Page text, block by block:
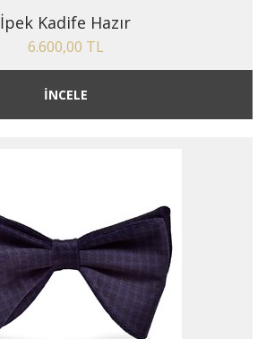
İpek Kadife Hazır
6.600,00 TL
İNCELE